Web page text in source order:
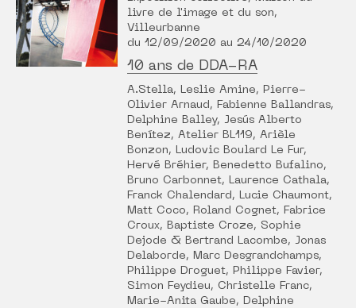
livre de l'image et du son,
Villeurbanne
du 12/09/2020 au 24/10/2020
10 ans de DDA-RA
A.Stella, Leslie Amine, Pierre-
Olivier Arnaud, Fabienne Ballandras,
Delphine Balley, Jesús Alberto
Benítez, Atelier BL119, Arièle
Bonzon, Ludovic Boulard Le Fur,
Hervé Bréhier, Benedetto Bufalino,
Bruno Carbonnet, Laurence Cathala,
Franck Chalendard, Lucie Chaumont,
Matt Coco, Roland Cognet, Fabrice
Croux, Baptiste Croze, Sophie
Dejode & Bertrand Lacombe, Jonas
Delaborde, Marc Desgrandchamps,
Philippe Droguet, Philippe Favier,
Simon Feydieu, Christelle Franc,
Marie-Anita Gaube, Delphine